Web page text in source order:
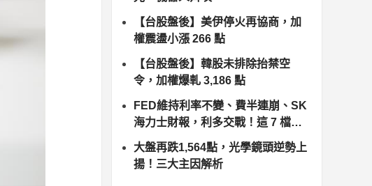
【台股盤後】美伊停火再協商，加
權震盪小漲 266 點
【台股盤後】韓股未排除抬禁空
令，加權爆軋 3,186 點
FED維持利率不變、費半連崩、SK
海力士財報，利多交戰！這 7 檔個
股出頭
大盤再跌1,564點，光學鏡頭逆勢上
揚！三大主因解析